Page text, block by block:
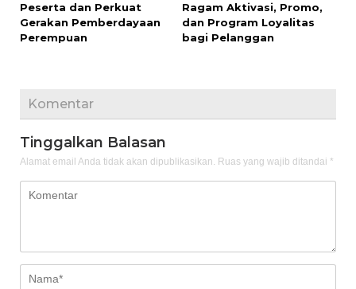
Peserta dan Perkuat
Gerakan Pemberdayaan
Perempuan
Ragam Aktivasi, Promo,
dan Program Loyalitas
bagi Pelanggan
Komentar
Tinggalkan Balasan
Alamat email Anda tidak akan dipublikasikan. Ruas yang wajib ditandai *